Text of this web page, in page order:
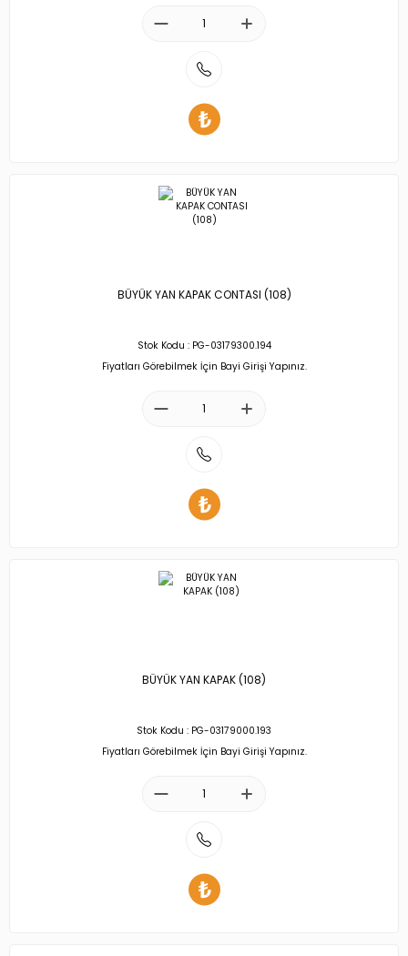
BÜYÜK YAN KAPAK CONTASI (108)
Stok Kodu : PG-03179300.194
Fiyatları Görebilmek İçin Bayi Girişi Yapınız.
BÜYÜK YAN KAPAK (108)
Stok Kodu : PG-03179000.193
Fiyatları Görebilmek İçin Bayi Girişi Yapınız.